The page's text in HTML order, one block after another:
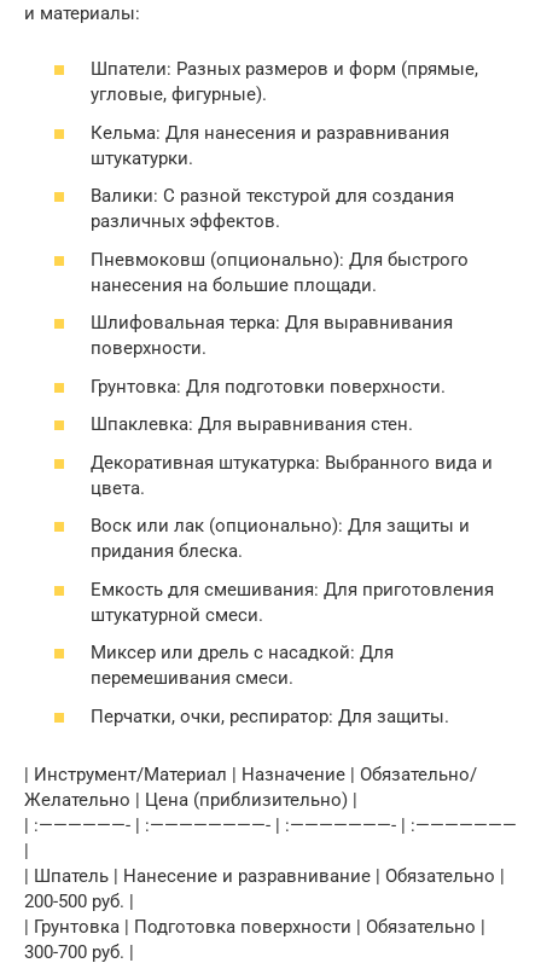
и материалы:
Шпатели: Разных размеров и форм (прямые,
угловые, фигурные).
Кельма: Для нанесения и разравнивания
штукатурки.
Валики: С разной текстурой для создания
различных эффектов.
Пневмоковш (опционально): Для быстрого
нанесения на большие площади.
Шлифовальная терка: Для выравнивания
поверхности.
Грунтовка: Для подготовки поверхности.
Шпаклевка: Для выравнивания стен.
Декоративная штукатурка: Выбранного вида и
цвета.
Воск или лак (опционально): Для защиты и
придания блеска.
Емкость для смешивания: Для приготовления
штукатурной смеси.
Миксер или дрель с насадкой: Для
перемешивания смеси.
Перчатки, очки, респиратор: Для защиты.
| Инструмент/Материал | Назначение | Обязательно/
Желательно | Цена (приблизительно) |
| :——————- | :————————- | :———————- | :———————
|
| Шпатель | Нанесение и разравнивание | Обязательно |
200-500 руб. |
| Грунтовка | Подготовка поверхности | Обязательно |
300-700 руб. |